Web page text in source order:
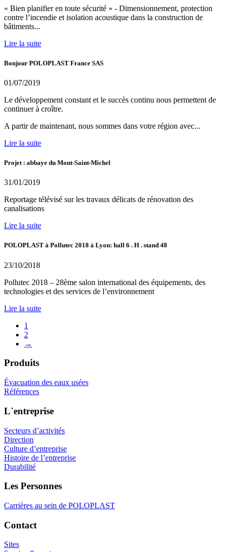
« Bien planifier en toute sécurité » - Dimensionnement, protection
contre l’incendie et isolation acoustique dans la construction de
bâtiments...
Lire la suite
Bonjour POLOPLAST France SAS
01/07/2019
Le développement constant et le succès continu nous permettent de
continuer à croître.
A partir de maintenant, nous sommes dans votre région avec...
Lire la suite
Projet : abbaye du Mont-Saint-Michel
31/01/2019
Reportage télévisé sur les travaux délicats de rénovation des
canalisations
Lire la suite
POLOPLAST à Pollutec 2018 à Lyon: hall 6 . H . stand 48
23/10/2018
Pollutec 2018 – 28ème salon international des équipements, des
technologies et des services de l’environnement
Lire la suite
1
2
→
Produits
Évacuation des eaux usées
Références
L`entreprise
Secteurs d’activités
Direction
Culture d’entreprise
Histoire de l’entreprise
Durabilité
Les Personnes
Carrières au sein de POLOPLAST
Contact
Sites